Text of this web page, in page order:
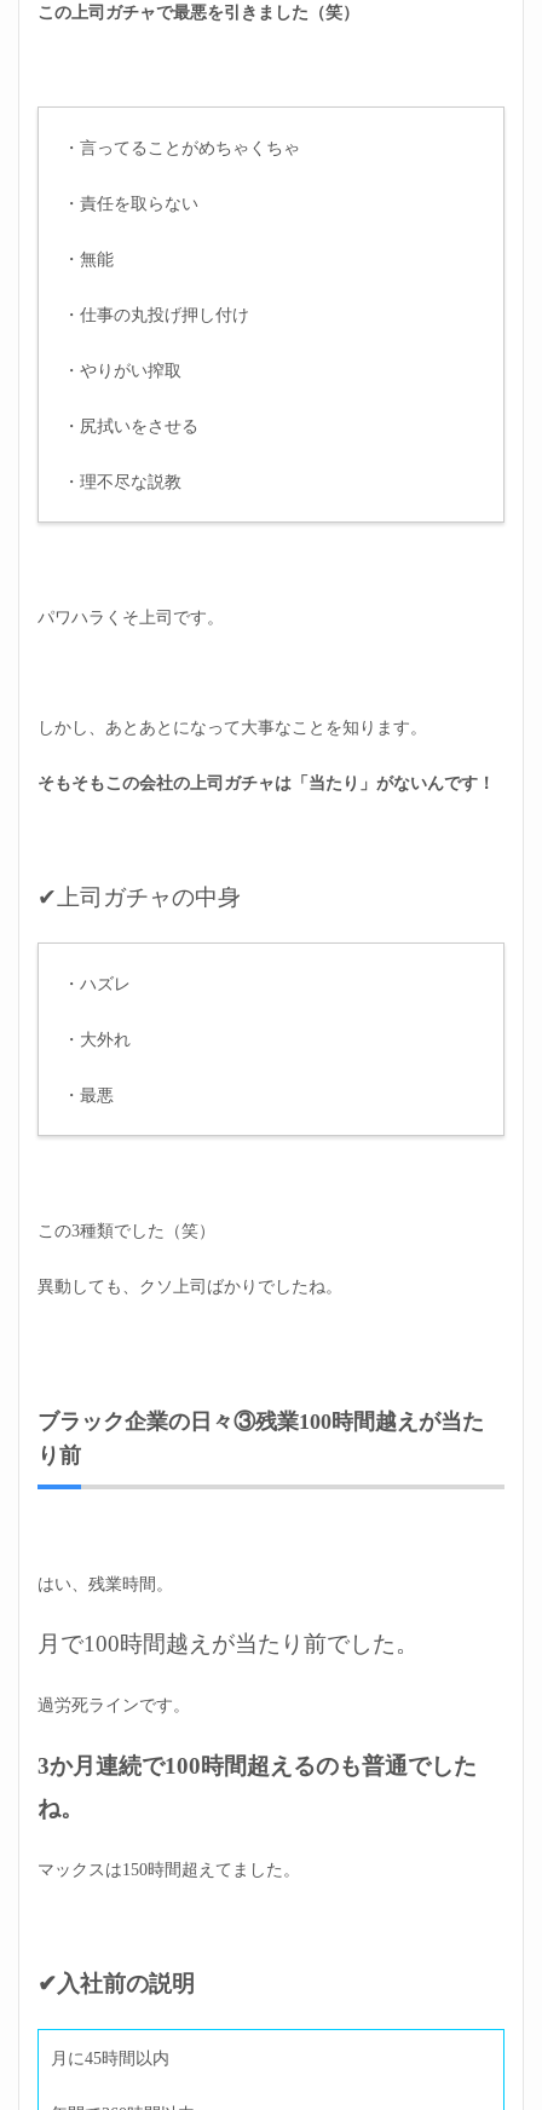
この上司ガチャで最悪を引きました（笑）
・言ってることがめちゃくちゃ
・責任を取らない
・無能
・仕事の丸投げ押し付け
・やりがい搾取
・尻拭いをさせる
・理不尽な説教
パワハラくそ上司です。
しかし、あとあとになって大事なことを知ります。
そもそもこの会社の上司ガチャは「当たり」がないんです！
✔上司ガチャの中身
・ハズレ
・大外れ
・最悪
この3種類でした（笑）
異動しても、クソ上司ばかりでしたね。
ブラック企業の日々③残業100時間越えが当た
り前
はい、残業時間。
月で100時間越えが当たり前でした。
過労死ラインです。
3か月連続で100時間超えるのも普通でした
ね。
マックスは150時間超えてました。
✔入社前の説明
月に45時間以内